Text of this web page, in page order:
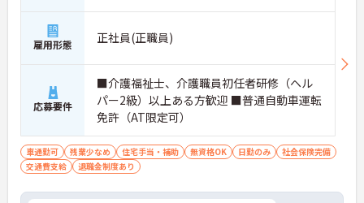
雇用形態 正社員(正職員)
応募要件
■介護福祉士、介護職員初任者研修（ヘル
パー2級）以上ある方歓迎 ■普通自動車運転
免許（AT限定可）
車通勤可 残業少なめ 住宅手当・補助 無資格OK 日勤のみ
社会保険完備
交通費支給
退職金制度あり